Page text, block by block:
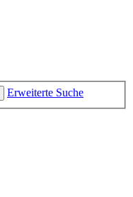
Erweiterte Suche